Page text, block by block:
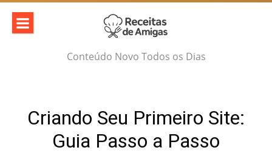
Skip
content
Conteúdo Novo Todos os Dias
Criando Seu Primeiro Site:
Guia Passo a Passo